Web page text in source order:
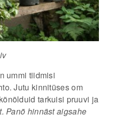
ummi tiidmisi
. Jutu kinnitüses om
tarkuisi pruuvi ja
Panõ hinnäst aigsahe